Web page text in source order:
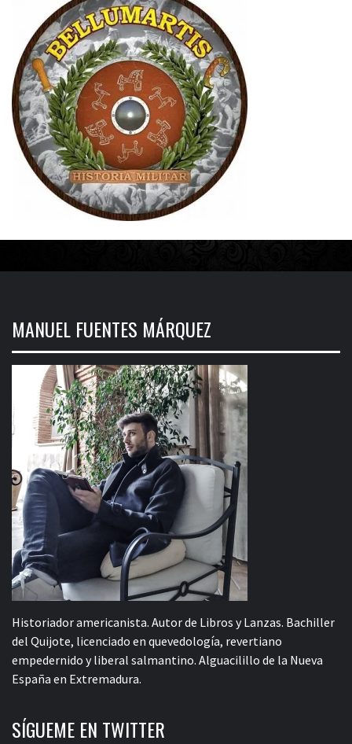
MANUEL FUENTES MÁRQUEZ
Historiador americanista. Autor de Libros y Lanzas. Bachiller
del Quijote, licenciado en quevedología, revertiano
empedernido y liberal salmantino. Alguacilillo de la Nueva
España en Extremadura.
SÍGUEME EN TWITTER